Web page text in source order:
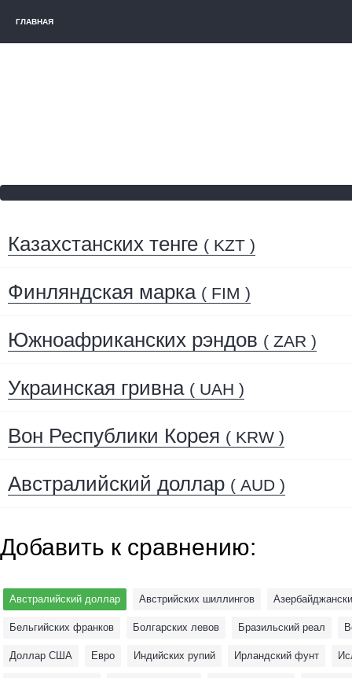
ГЛАВНАЯ
Казахстанских тенге ( KZT )
Финляндская марка ( FIM )
Южноафриканских рэндов ( ZAR )
Украинская гривна ( UAH )
Вон Республики Корея ( KRW )
Австралийский доллар ( AUD )
Добавить к сравнению:
Австралийский доллар Австрийских шиллингов
Бельгийских франков Болгарских левов Бразильский реал
Доллар США Евро Индийских рупий Ирландский фунт